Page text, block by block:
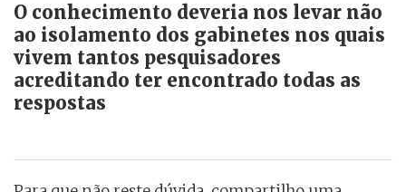
O conhecimento deveria nos levar não
ao isolamento dos gabinetes nos quais
vivem tantos pesquisadores
acreditando ter encontrado todas as
respostas